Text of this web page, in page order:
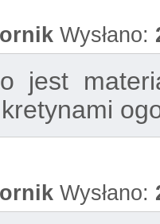
Wysłano:
jest
Wysłano: